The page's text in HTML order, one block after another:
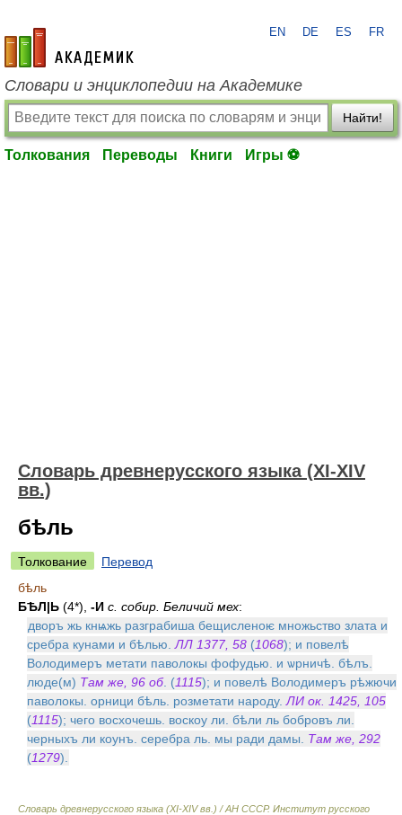
academic.ru
EN DE ES FR
Словари и энциклопедии на Академике
Найти!
Толкования Переводы Книги Игры ⚽
Словарь древнерусского языка (XI-XIV
вв.)
бѣль
Толкование
Перевод
бѣль
БѢЛ|Ь (4*), -И с. собир. Беличий мех:
дворъ жь кнѩжь разграбиша бещисленоѥ множьство злата и
сребра кунами и бѣлью. ЛЛ 1377, 58 (1068); и повелѣ
Володимеръ метати паволокы фофудью. и ѡрничѣ. бѣлъ.
люде(м) Там же, 96 об. (1115); и повелѣ Володимеръ рѣжючи
паволокы. орници бѣль. розметати народу. ЛИ ок. 1425, 105
(1115); чего восхочешь. воскоу ли. бѣли ль бобровъ ли.
черныхъ ли коунъ. серебра ль. мы ради дамы. Там же, 292
(1279).
Словарь древнерусского языка (XI-XIV вв.) / АН СССР. Институт русского